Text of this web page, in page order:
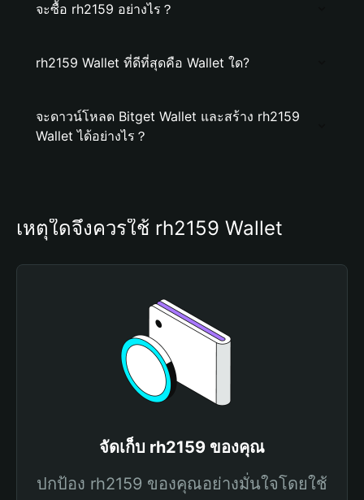
จะซื้อ rh2159 อย่างไร？
rh2159 Wallet ที่ดีที่สุดคือ Wallet ใด?
จะดาวน์โหลด Bitget Wallet และสร้าง rh2159
Wallet ได้อย่างไร？
เหตุใดจึงควรใช้ rh2159 Wallet
จัดเก็บ rh2159 ของคุณ
ปกป้อง rh2159 ของคุณอย่างมั่นใจโดยใช้